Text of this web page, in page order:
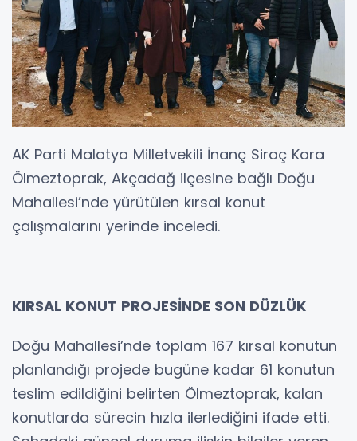
AK Parti Malatya Milletvekili İnanç Siraç Kara
Ölmeztoprak, Akçadağ ilçesine bağlı Doğu
Mahallesi’nde yürütülen kırsal konut
çalışmalarını yerinde inceledi.
KIRSAL KONUT PROJESİNDE SON DÜZLÜK
Doğu Mahallesi’nde toplam 167 kırsal konutun
planlandığı projede bugüne kadar 61 konutun
teslim edildiğini belirten Ölmeztoprak, kalan
konutlarda sürecin hızla ilerlediğini ifade etti.